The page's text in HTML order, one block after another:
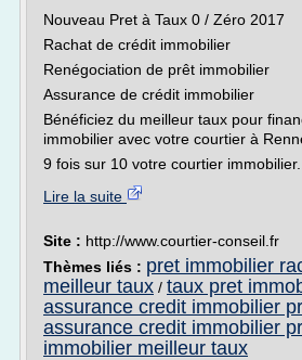
Nouveau Pret à Taux 0 / Zéro 2017
Rachat de crédit immobilier
Renégociation de prêt immobilier
Assurance de crédit immobilier
Bénéficiez du meilleur taux pour
immobilier avec votre courtier à
9 fois sur 10 votre courtier immobilier...
Lire la suite
Site : http://www.courtier-conseil.fr
Thèmes liés : pret immobilier
meilleur taux / taux pret
assurance credit immobilier
assurance credit immobilier
immobilier meilleur taux